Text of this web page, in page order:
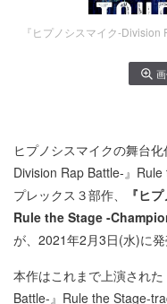
『ヒプノシスマイク-
ヒプノシスマイクの舞台
Division Rap Battle-』
プレックス３部作、
『ヒ
Rule the Stage -
が、2021年2月3日(水)に発
本作はこれまで上演され
Battle-』Rule the Stage-